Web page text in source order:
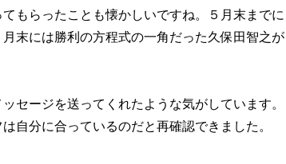
もらったことも懐かしいですね。５月末までに
末には勝利の方程式の一角だった久保田智之が
セージを送ってくれたような気がしています。
自分に合っているのだと再確認できました。